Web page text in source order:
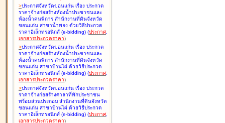
>ประกาศจังหวัดขอนแก่น เรื่อง ประกวด
ราคาจ้างก่อสร้างห้องน้ำประชาชนและ
ห้องน้ำคนพิการ สำนักงานที่ดินจังหวัด
ขอนแก่น สาขาน้ำพอง ด้วยวิธีประกวด
ราคาอิเล็กทรอนิกส์ (e-bidding) (ประกาศ,
เอกสารประกวดราคา)
>ประกาศจังหวัดขอนแก่น เรื่อง ประกวด
ราคาจ้างก่อสร้างห้องน้ำประชาชนและ
ห้องน้ำคนพิการ สำนักงานที่ดินจังหวัด
ขอนแก่น สาขาบ้านไผ่ ด้วยวิธีประกวด
ราคาอิเล็กทรอนิกส์ (e-bidding) (ประกาศ,
เอกสารประกวดราคา)
>ประกาศจังหวัดขอนแก่น เรื่อง ประกวด
ราคาจ้างก่อสร้างศาลาที่พักประชาชน
พร้อมส่วนประกอบ สำนักงานที่ดินจังหวัด
ขอนแก่น สาขาบ้านไผ่ ด้วยวิธีประกวด
ราคาอิเล็กทรอนิกส์ (e-bidding) (ประกาศ,
เอกสารประกวดราคา)